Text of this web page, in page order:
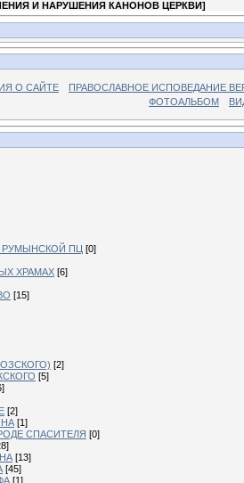
И НАРУШЕНИЯ КАНОНОВ ЦЕРКВИ]
О САЙТЕ
ПРАВОСЛАВНОЕ ИСПОВЕДАНИЕ
ФОТОАЛЬБОМ
РУМЫНСКОЙ ПЦ [0]
ХРАМАХ [6]
[15]
[2]
[5]
[2]
[1]
СПАСИТЕЛЯ [0]
[13]
[45]
[1]